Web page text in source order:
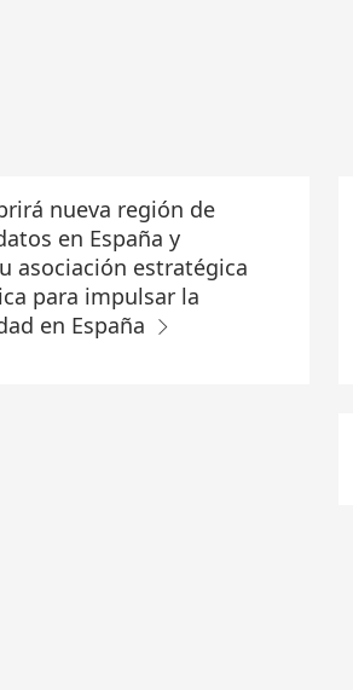
nueva región de
en España y
asociación estratégica
para impulsar la
en España